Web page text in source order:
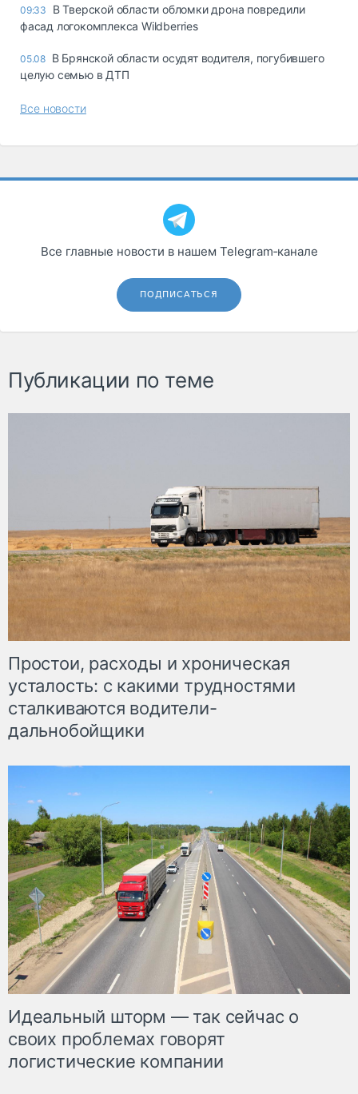
09:33
В Тверской области обломки дрона повредили
фасад логокомплекса Wildberries
05.08 В Брянской области осудят водителя, погубившего
целую семью в ДТП
Все новости
Все главные новости в нашем Telegram‑канале
ПОДПИСАТЬСЯ
Публикации по теме
Простои, расходы и хроническая
усталость: с какими трудностями
сталкиваются водители-
дальнобойщики
Идеальный шторм — так сейчас о
своих проблемах говорят
логистические компании